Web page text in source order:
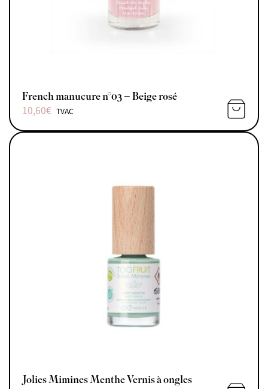
French manucure n°03 – Beige rosé
10,60€ TVAC
Jolies Mimines Menthe Vernis à ongles